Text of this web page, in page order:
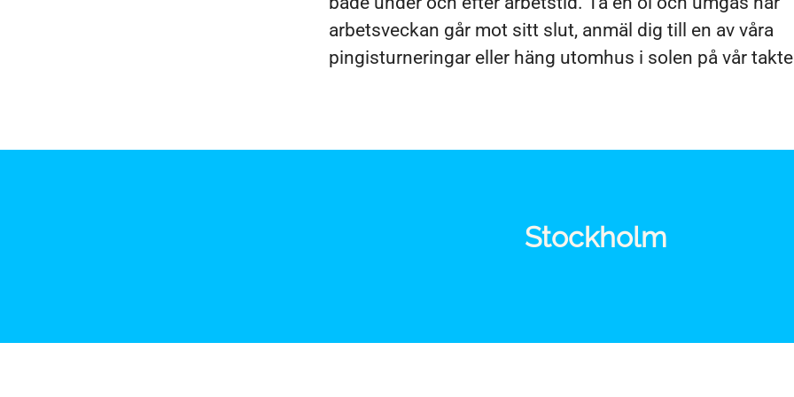
arbetsveckan går mot sitt slut, anmäl dig till en av våra
pingisturneringar eller häng utomhus i solen på vår
Stockholm